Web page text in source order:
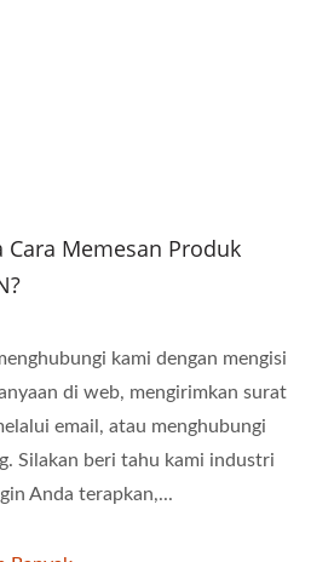
Cara Memesan Produk
kami dengan mengisi
di web, mengirimkan surat
email, atau menghubungi
Silakan beri tahu kami industri
Anda terapkan,...